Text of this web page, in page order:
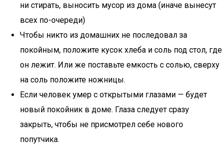
ни стирать, выносить мусор из дома (иначе вынесут
всех по-очереди)
Чтобы никто из домашних не последовал за
покойным, положите кусок хлеба и соль под стол, где
он лежит. Или же поставьте емкость с солью, сверху
на соль положите ножницы.
Если человек умер с открытыми глазами — будет
новый покойник в доме. Глаза следует сразу
закрыть, чтобы не присмотрел себе нового
попутчика.